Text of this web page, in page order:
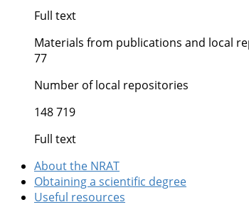
Full text
Materials from publications and local
77
Number of local repositories
148 719
Full text
About the NRAT
Obtaining a scientific degree
Useful resources